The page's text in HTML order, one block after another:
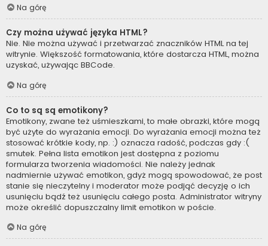
Na górę
Czy można używać języka HTML?
Nie. Nie można używać i przetwarzać znaczników HTML na tej
witrynie. Większość formatowania, które dostarcza HTML, można
uzyskać, używając BBCode.
Na górę
Co to są są emotikony?
Emotikony, zwane też uśmieszkami, to małe obrazki, które mogą
być użyte do wyrażania emocji. Do wyrażania emocji można też
stosować krótkie kody, np. :) oznacza radość, podczas gdy :(
smutek. Pełna lista emotikon jest dostępna z poziomu
formularza tworzenia wiadomości. Nie należy jednak
nadmiernie używać emotikon, gdyż mogą spowodować, że post
stanie się nieczytelny i moderator może podjąć decyzję o ich
usunięciu bądź też usunięciu całego posta. Administrator witryny
może określić dopuszczalny limit emotikon w poście.
Na górę